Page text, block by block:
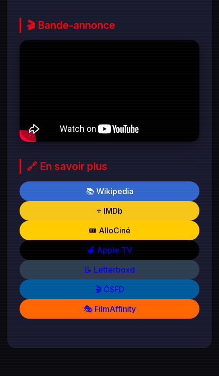
🎬 Bande-annonce
🔗 En savoir plus
📚 Wikipedia
⭐ IMDb
🎟️ AlloCiné
🍎 Apple TV
📝 Letterboxd
🎬 ČSFD
🎭 FilmAffinity